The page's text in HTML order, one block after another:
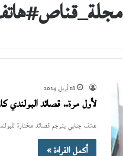
18 أبريل، 2024
لأول مرة.. قصائد البولندي
هاتف جنابي يترجم قصائد مختارة
أكمل القراءة »